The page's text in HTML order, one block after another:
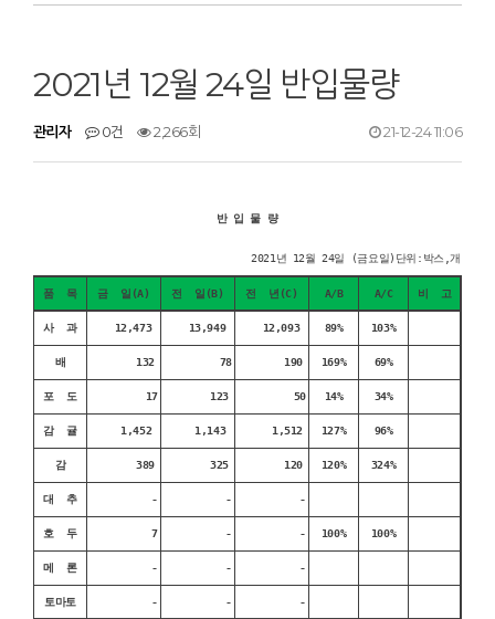
2021년 12월 24일 반입물량
관리자 0건 2,266회 21-12-24 11:06
반 입 물 량
2021년 12월 24일 (금요일)단위:박스,개
품 목 금 일(A) 전 일(B) 전 년(C) A/B A/C 비 고
사 과 12,473 13,949 12,093 89% 103%
배 132 78 190 169% 69%
포 도 17 123 50 14% 34%
감 귤 1,452 1,143 1,512 127% 96%
감 389 325 120 120% 324%
대 추 - - -
호 두 7 - - 100% 100%
메 론 - - -
토마토 - - -